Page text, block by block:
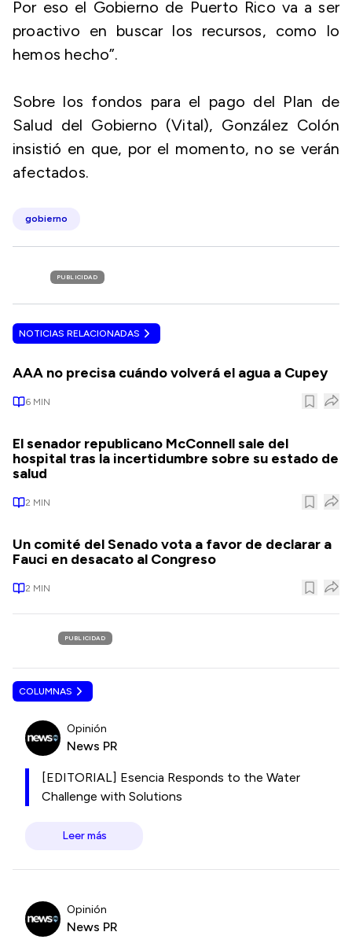
Por eso el Gobierno de Puerto Rico va a ser
proactivo en buscar los recursos, como lo
hemos hecho”.
Sobre los fondos para el pago del Plan de
Salud del Gobierno (Vital), González Colón
insistió en que, por el momento, no se verán
afectados.
gobierno
PUBLICIDAD
NOTICIAS RELACIONADAS
AAA no precisa cuándo volverá el agua a Cupey
6 MIN
El senador republicano McConnell sale del
hospital tras la incertidumbre sobre su estado de
salud
2 MIN
Un comité del Senado vota a favor de declarar a
Fauci en desacato al Congreso
2 MIN
PUBLICIDAD
COLUMNAS
Opinión
News PR
[EDITORIAL] Esencia Responds to the Water
Challenge with Solutions
Leer más
Opinión
News PR